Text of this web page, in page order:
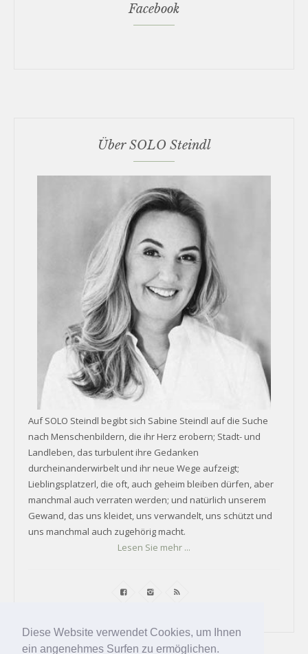
Diese Website verwendet Cookies, um Ihnen
ein angenehmes Surfen zu ermöglichen.
Facebook
Über SOLO Steindl
Auf SOLO Steindl begibt sich Sabine Steindl auf die Suche
nach Menschenbildern, die ihr Herz erobern; Stadt- und
Landleben, das turbulent ihre Gedanken
durcheinanderwirbelt und ihr neue Wege aufzeigt;
Lieblingsplatzerl, die oft, auch geheim bleiben dürfen, aber
manchmal auch verraten werden; und natürlich unserem
Gewand, das uns kleidet, uns verwandelt, uns schützt und
uns manchmal auch zugehörig macht.
Lesen Sie mehr ...